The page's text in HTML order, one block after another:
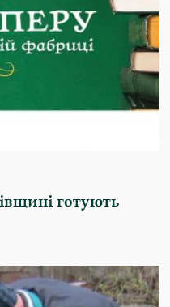
готують